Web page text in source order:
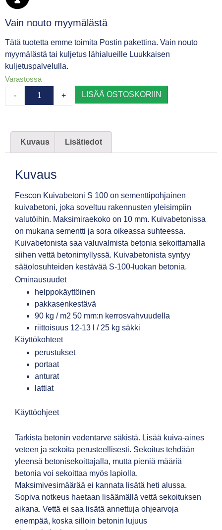
Vain nouto myymälästä
Tätä tuotetta emme toimita Postin pakettina. Vain nouto
myymälästä tai kuljetus lähialueille Luukkaisen
kuljetuspalvelulla.
Varastossa
- + LISÄÄ OSTOSKORIIN
Kuvaus Lisätiedot
Kuvaus
Fescon Kuivabetoni S 100 on sementtipohjainen
kuivabetoni, joka soveltuu rakennusten yleisimpiin
valutöihin. Maksimiraekoko on 10 mm. Kuivabetonissa
on mukana sementti ja sora oikeassa suhteessa.
Kuivabetonista saa valuvalmista betonia sekoittamalla
siihen vettä betonimyllyssä. Kuivabetonista syntyy
sääolosuhteiden kestävää S-100-luokan betonia.
Ominausuudet
helppokäyttöinen
pakkasenkestävä
90 kg / m2 50 mm:n kerrosvahvuudella
riittoisuus 12-13 l / 25 kg säkki
Käyttökohteet
perustukset
portaat
anturat
lattiat
Käyttöohjeet
Tarkista betonin vedentarve säkistä. Lisää kuiva-aines
veteen ja sekoita perusteellisesti. Sekoitus tehdään
yleensä betonisekoittajalla, mutta pieniä määriä
betonia voi sekoittaa myös lapiolla.
Maksimivesimäärää ei kannata lisätä heti alussa.
Sopiva notkeus haetaan lisäämällä vettä sekoituksen
aikana. Vettä ei saa lisätä annettuja ohjearvoja
enempää, koska silloin betonin lujuus